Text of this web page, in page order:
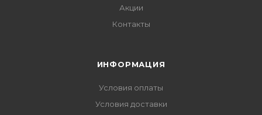
Акции
Контакты
ИНФОРМАЦИЯ
Условия оплаты
Условия доставки